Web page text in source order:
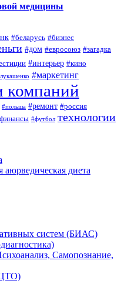
медицины
#беларусь #бизнес
#дом #евросоюз #загадка
#интерьер #кино
#маркетинг
компаний
#польша #ремонт #россия
#футбол технологии
диета
систем (БИАС)
Самопознание,